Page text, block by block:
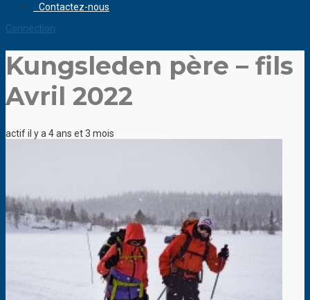
Contactez-nous
Connection
Kungsleden père – fils
Avril 2022
actif il y a 4 ans et 3 mois